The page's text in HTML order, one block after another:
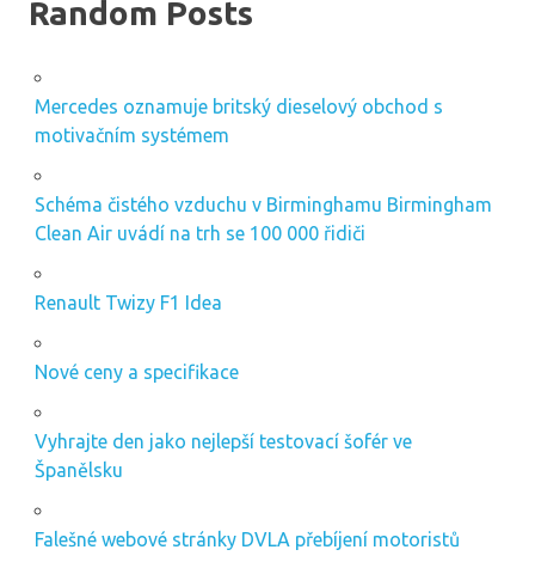
Random Posts
Mercedes oznamuje britský dieselový obchod s
motivačním systémem
Schéma čistého vzduchu v Birminghamu Birmingham
Clean Air uvádí na trh se 100 000 řidiči
Renault Twizy F1 Idea
Nové ceny a specifikace
Vyhrajte den jako nejlepší testovací šofér ve
Španělsku
Falešné webové stránky DVLA přebíjení motoristů